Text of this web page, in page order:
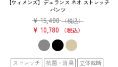
【ウィメンズ】デュランス ネオ ストレッチ
パンツ
¥ 15,400 （税込）
¥ 10,780 税込
ストレッチ 抗菌・消臭 立体裁断